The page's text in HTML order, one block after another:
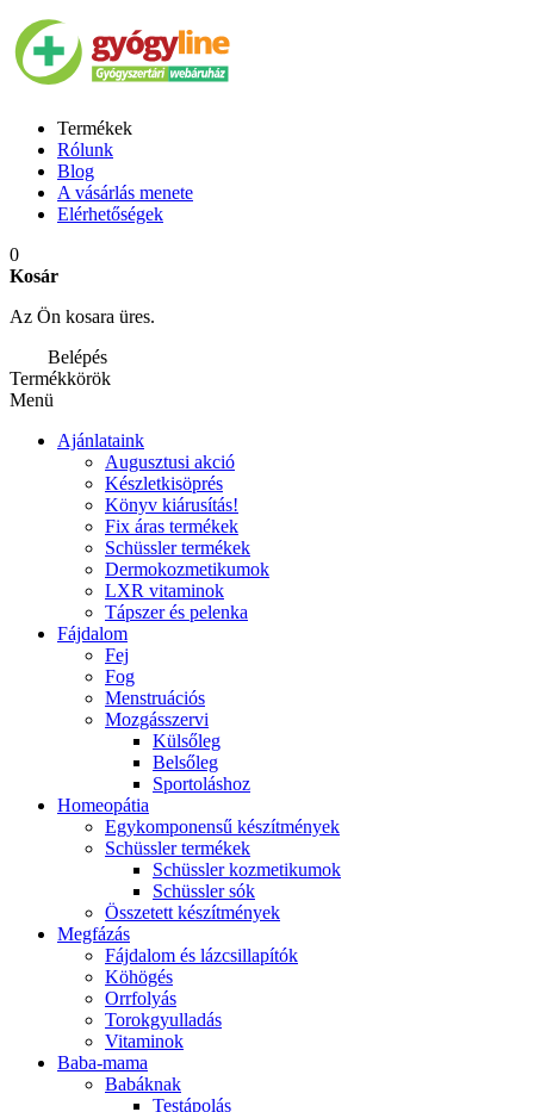
Termékek
Rólunk
Blog
A vásárlás menete
Elérhetőségek
0
Kosár
Az Ön kosara üres.
Belépés
Termékkörök
Menü
Ajánlataink
Augusztusi akció
Készletkisöprés
Könyv kiárusítás!
Fix áras termékek
Schüssler termékek
Dermokozmetikumok
LXR vitaminok
Tápszer és pelenka
Fájdalom
Fej
Fog
Menstruációs
Mozgásszervi
Külsőleg
Belsőleg
Sportoláshoz
Homeopátia
Egykomponensű készítmények
Schüssler termékek
Schüssler kozmetikumok
Schüssler sók
Összetett készítmények
Megfázás
Fájdalom és lázcsillapítók
Köhögés
Orrfolyás
Torokgyulladás
Vitaminok
Baba-mama
Babáknak
Testápolás